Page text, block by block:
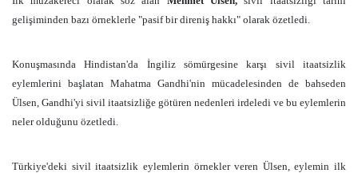
gelişiminden bazı örneklerle "pasif bir direniş hakkı" olarak özetledi.
Konuşmasında Hindistan'da İngiliz sömürgesine karşı sivil itaatsizlik
eylemlerini başlatan Mahatma Gandhi'nin mücadelesinden de bahseden
Ülsen, Gandhi'yi sivil itaatsizliğe götüren nedenleri irdeledi ve bu eylemlerin
neler olduğunu özetledi.
Türkiye'deki sivil itaatsizlik eylemlerin örnekler veren Ülsen, eylemin ilk